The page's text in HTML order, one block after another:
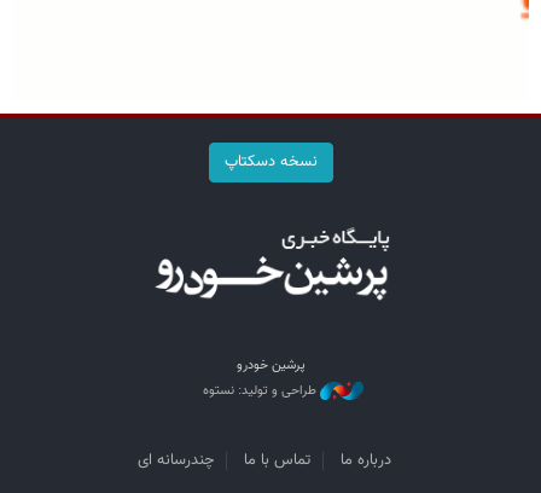
نسخه دسکتاپ
پرشین خودرو
طراحی و تولید: نستوه
درباره ما تماس با ما چندرسانه ای